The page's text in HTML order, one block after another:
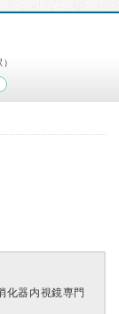
化器内視鏡専門